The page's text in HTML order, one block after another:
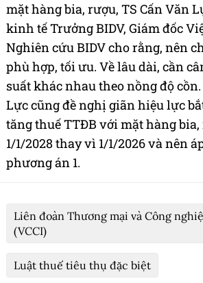
mặt hàng bia, rượu, TS Cấn Văn
kinh tế Trưởng BIDV, Giám đốc
Nghiên cứu BIDV cho rằng, nên
phù hợp, tối ưu. Về lâu dài, cần
suất khác nhau theo nồng độ
Lực cũng đề nghị giãn hiệu lực
tăng thuế TTĐB với mặt hàng
1/1/2028 thay vì 1/1/2026 và nên
phương án 1.
Liên đoàn Thương mại và Công
(VCCI)
Luật thuế tiêu thụ đặc biệt